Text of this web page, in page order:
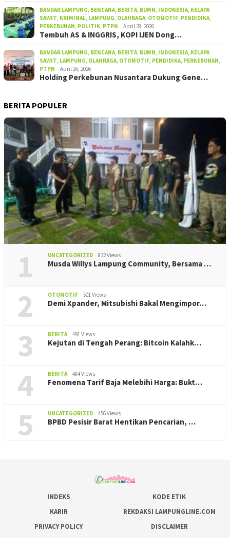
BANDAR LAMPUNG, BENCANA, BERITA, BUMN, INDONESIA, KELAPA
SAWIT, KRIMINAL, LAMPUNG, OLAHRAGA, OTOMOTIF, PENDIDIKA,
PERKEBUNAN, POLITIK, PTPN April 28, 2026
Tembuh AS & INGGRIS, KOPI IJEN Dong…
BANDAR LAMPUNG, BENCANA, BERITA, BUMN, INDONESIA, KELAPA
SAWIT, LAMPUNG, OLAHRAGA, OTOMOTIF, PENDIDIKA, PERKEBUNAN,
PTPN
April 16, 2026
Holding Perkebunan Nusantara Dukung Gene…
BERITA POPULER
1 UNCATEGORIZED 832 Views
Musda Willys Lampung Community, Bersama …
2 OTOMOTIF 501 Views
Demi Xpander, Mitsubishi Bakal Mengimpor…
3 BERITA 491 Views
Kejutan di Tengah Perang: Bitcoin Kalahk…
4 BERITA 484 Views
Fenomena Tarif Baja Melebihi Harga: Bukt…
5 UNCATEGORIZED 456 Views
BPBD Pesisir Barat Hentikan Pencarian, ‎…
INDEKS
KODE ETIK
KARIR
REKDAKSI LAMPUNGLINE.COM
PRIVACY POLICY
DISCLAIMER